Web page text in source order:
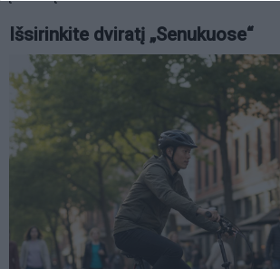
Išsirinkite dviratį „Senukuose“